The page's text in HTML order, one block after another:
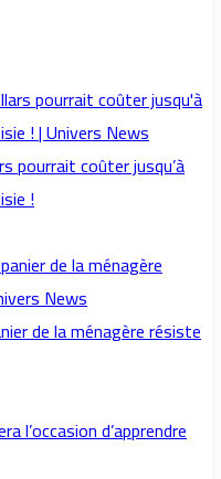
pourrait coûter jusqu’à
!
de la ménagère résiste